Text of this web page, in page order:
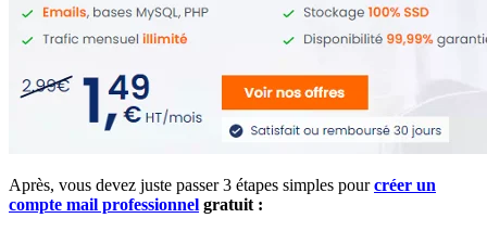
Après, vous devez juste passer 3 étapes simples pourcréer un
compte mail professionnel gratuit :